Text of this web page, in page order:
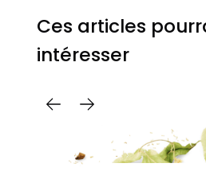
Ces articles
intéresser